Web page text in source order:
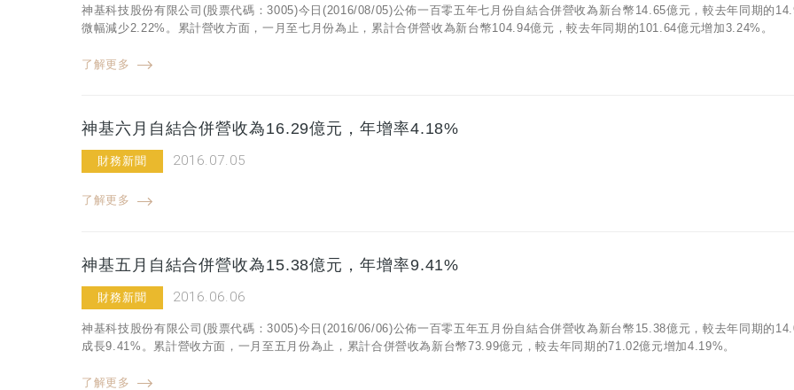
神基科技股份有限公司(股票代碼：3005)今日(2016/08/05)公佈一百零五年七月份自結合併營收為新台幣14.65億元，較去年同期的
微幅減少2.22%。累計營收方面，一月至七月份為止，累計合併營收為新台幣104.94億元，較去年同期的101.64億元增加3.24%。
了解更多
神基六月自結合併營收為16.29億元，年增率4.18%
財務新聞 2016.07.05
了解更多
神基五月自結合併營收為15.38億元，年增率9.41%
財務新聞 2016.06.06
神基科技股份有限公司(股票代碼：3005)今日(2016/06/06)公佈一百零五年五月份自結合併營收為新台幣15.38億元，較去年同期的
成長9.41%。累計營收方面，一月至五月份為止，累計合併營收為新台幣73.99億元，較去年同期的71.02億元增加4.19%。
了解更多